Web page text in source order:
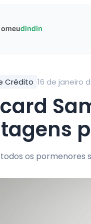
Crédito 16 de janeiro
os pormenores